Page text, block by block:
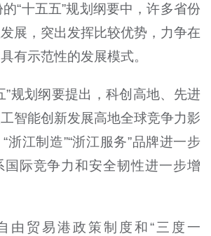
“十五五”规划纲要中，许多省份
展，突出发挥比较优势，力争在
有示范性的发展模式。
”规划纲要提出，科创高地、先进
智能创新发展高地全球竞争力影
浙江制造”“浙江服务”品牌进一步
国际竞争力和安全韧性进一步增
由贸易港政策制度和“三度一